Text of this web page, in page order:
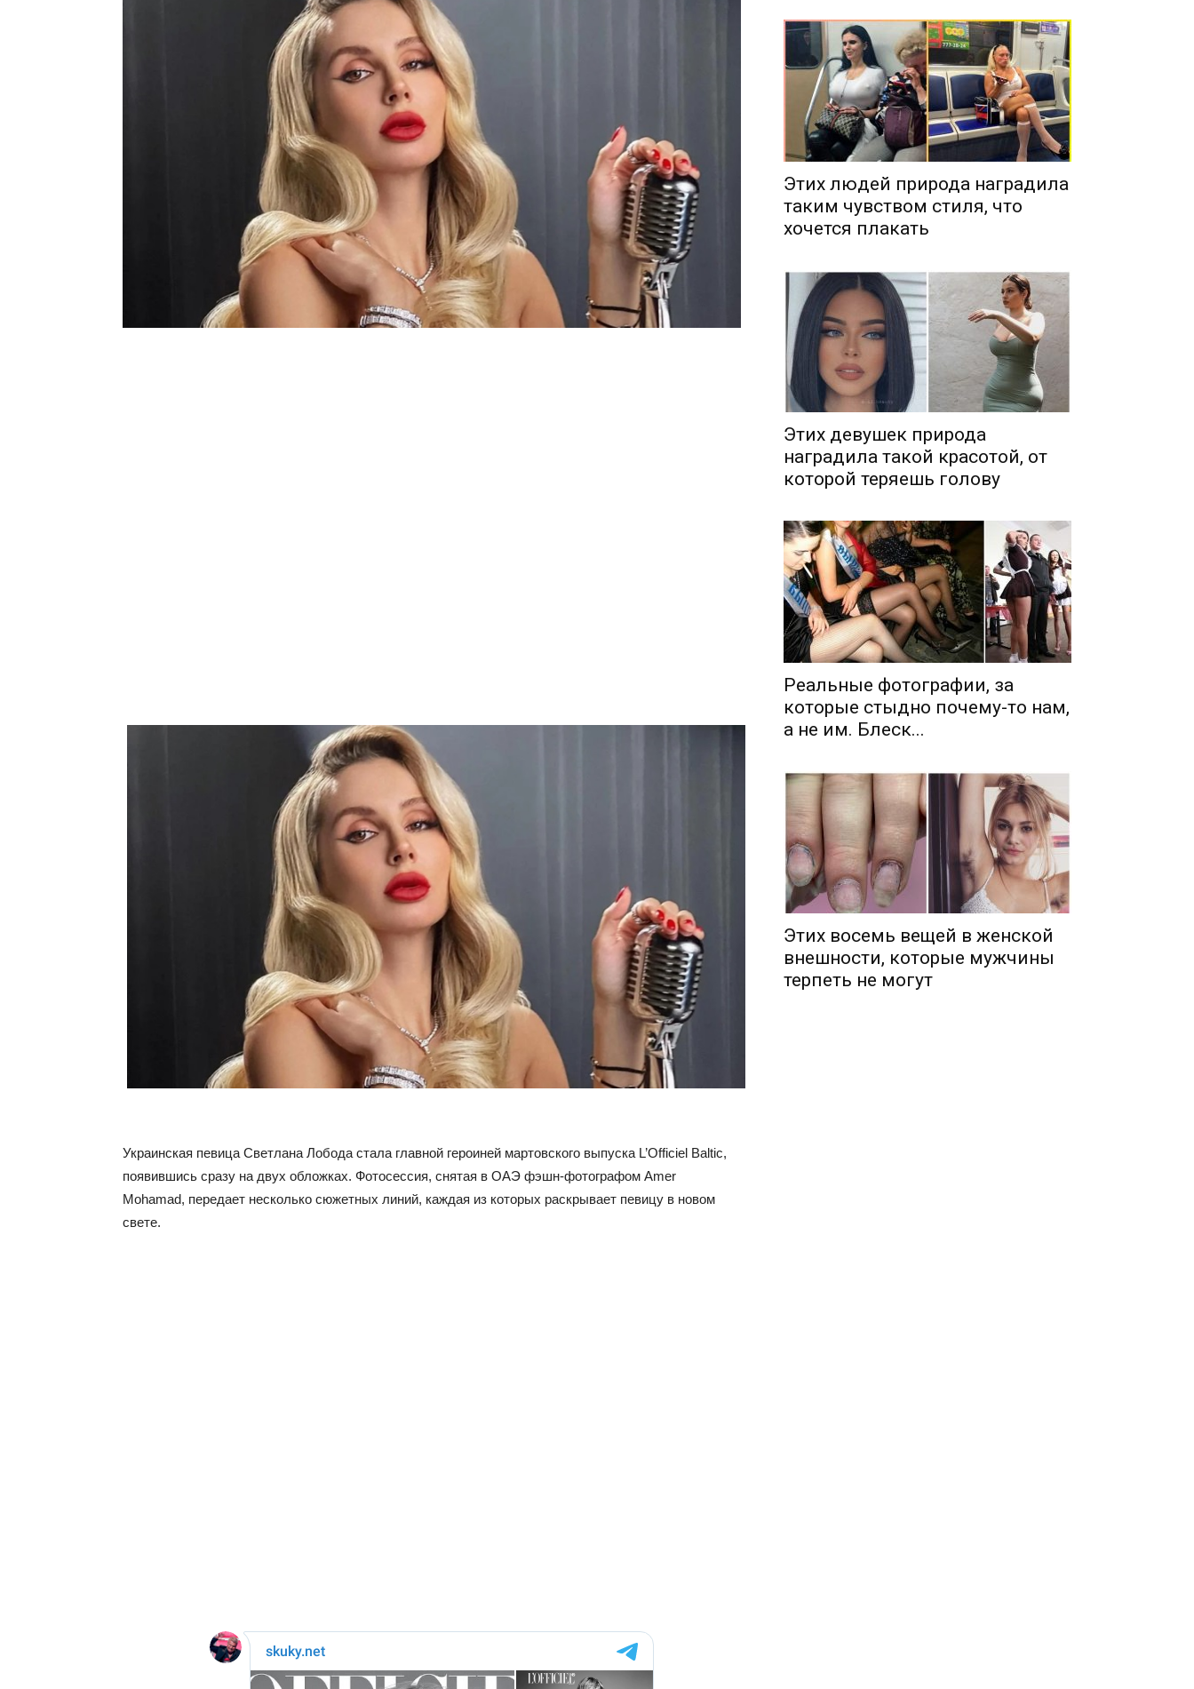
Бизнеса
Украинская певица Светлана Лобода стала главной героиней мартовского выпуска L’Officiel Baltic,
появившись сразу на двух обложках. Фотосессия, снятая в ОАЭ фэшн-фотографом Amer
Mohamad, передает несколько сюжетных линий, каждая из которых раскрывает певицу в новом
свете.
Этих людей природа наградила
таким чувством стиля, что
хочется плакать
Этих девушек природа
наградила такой красотой, от
которой теряешь голову
Реальные фотографии, за
которые стыдно почему-то нам,
а не им. Блеск...
Этих восемь вещей в женской
внешности, которые мужчины
терпеть не могут